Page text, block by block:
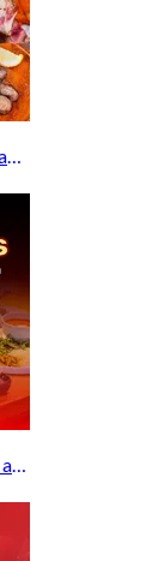
A stylish destination for modern Thai cuisine and memorable dining moments